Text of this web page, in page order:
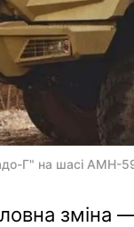
Г" на шасі АМН-
зміна